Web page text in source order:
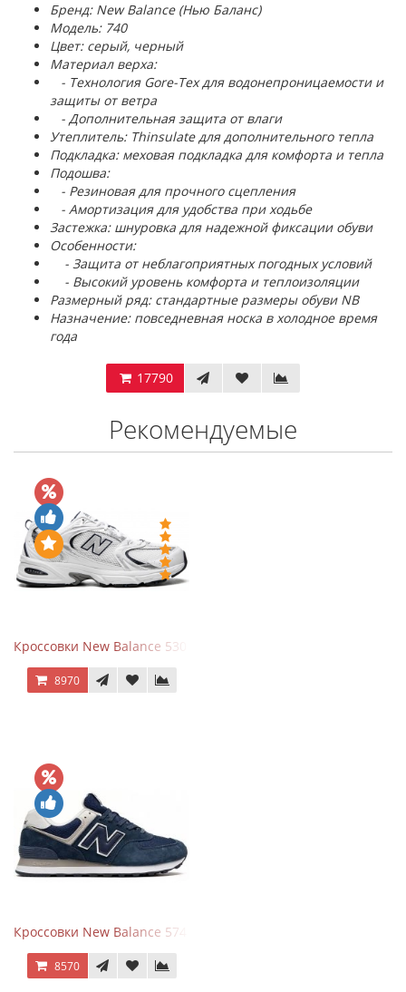
Бренд: New Balance (Нью Баланс)
Модель: 740
Цвет: серый, черный
Материал верха:
- Технология Gore-Tex для водонепроницаемости и
защиты от ветра
- Дополнительная защита от влаги
Утеплитель: Thinsulate для дополнительного тепла
Подкладка: меховая подкладка для комфорта и тепла
Подошва:
- Резиновая для прочного сцепления
- Амортизация для удобства при ходьбе
Застежка: шнуровка для надежной фиксации обуви
Особенности:
- Защита от неблагоприятных погодных условий
- Высокий уровень комфорта и теплоизоляции
Размерный ряд: стандартные размеры обуви NB
Назначение: повседневная носка в холодное время
года
17790
Рекомендуемые
Кроссовки New Balance 530 White Silver Navy
8970
Кроссовки New Balance 574 Navy Blue White
8570